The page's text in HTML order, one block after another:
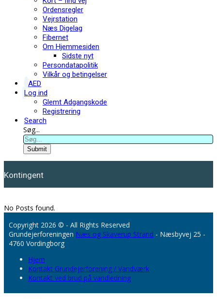
Ordensregler
Vejrstation
Næs Digelag
Fibernet
Om Hjemmesiden
Sidste nyt
Persondatapolitik
Vilkår og betingelser
AED
Log ind
Glemt Adgangskode
Registrering
Search
Søg...
Submit
Kontingent
No Posts found.
Copyright 2026 © - All Rights Reserved
Grundejerforeningen Næs og Skaverup Strand - Næsbyvej 25 -
4760 Vordingborg
Hjem
Kontakt Grundejerforening / Vandværk
Kontakt ved brud på vandledning